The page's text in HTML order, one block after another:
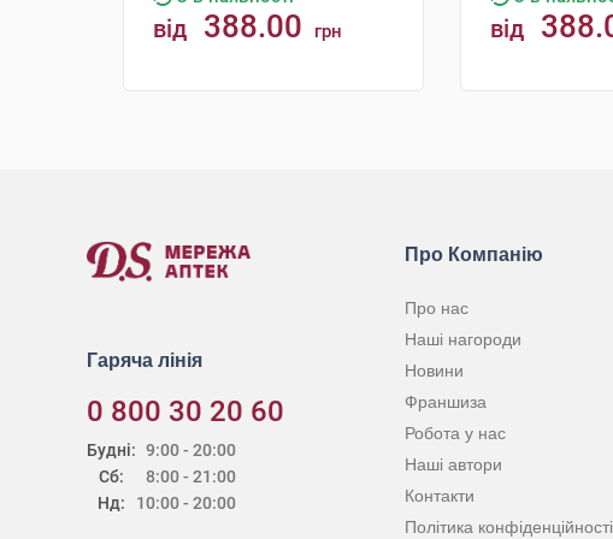
від 388.00 грн від
Гаряча лінія
0 800 30 20 60
Будні:
Сб:
Нд:
9:00 - 20:00
8:00 - 21:00
10:00 - 20:00
Про Компанію
Про нас
Наші нагороди
Новини
Франшиза
Робота у нас
Наші автори
Контакти
Політика конфіденційності